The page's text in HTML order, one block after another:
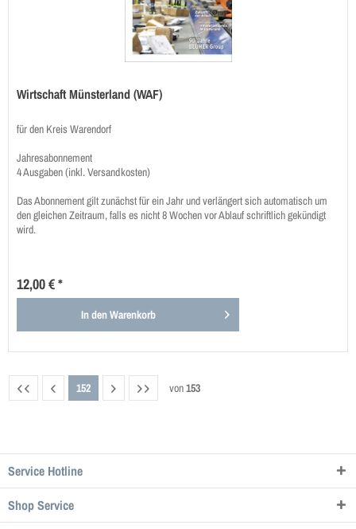
Wirtschaft Münsterland (WAF)
für den Kreis Warendorf
Jahresabonnement
4 Ausgaben (inkl. Versandkosten)
Das Abonnement gilt zunächst für ein Jahr und verlängert sich automatisch um
den gleichen Zeitraum, falls es nicht 8 Wochen vor Ablauf schriftlich gekündigt
wird.
12,00 € *
In denWarenkorb
152 von153
Service Hotline
Shop Service